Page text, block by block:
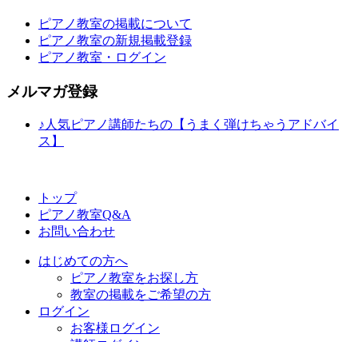
ピアノ教室の掲載について
ピアノ教室の新規掲載登録
ピアノ教室・ログイン
メルマガ登録
♪人気ピアノ講師たちの【うまく弾けちゃうアドバイ
ス】
トップ
ピアノ教室Q&A
お問い合わせ
はじめての方へ
ピアノ教室をお探し方
教室の掲載をご希望の方
ログイン
お客様ログイン